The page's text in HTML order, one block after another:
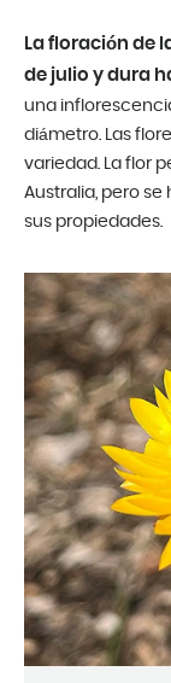
La floración de
de julio y dura
una
diámetro. Las
variedad. La flor
Australia, pero
sus propiedades.